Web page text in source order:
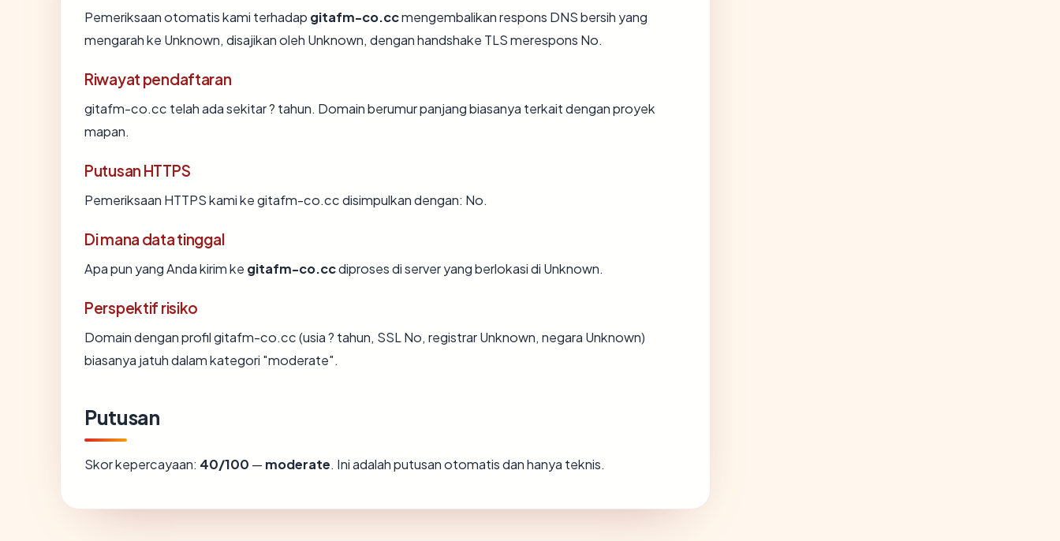
Pemeriksaan otomatis kami terhadap gitafm-co.ccmengembalikan respons DNS bersih yang
mengarah ke Unknown, disajikan oleh Unknown, dengan handshake TLS merespons No.
Riwayat pendaftaran
gitafm-co.cc telah ada sekitar ? tahun. Domain berumur panjang biasanya terkait dengan proyek
mapan.
Putusan HTTPS
Pemeriksaan HTTPS kami ke gitafm-co.cc disimpulkan dengan: No.
Di mana data tinggal
Apa pun yang Anda kirim ke gitafm-co.ccdiproses di server yang berlokasi di Unknown.
Perspektif risiko
Domain dengan profil gitafm-co.cc (usia ? tahun, SSL No, registrar Unknown, negara Unknown)
biasanya jatuh dalam kategori "moderate".
Putusan
Skor kepercayaan: 40/100 — moderate. Ini adalah putusan otomatis dan hanya teknis.